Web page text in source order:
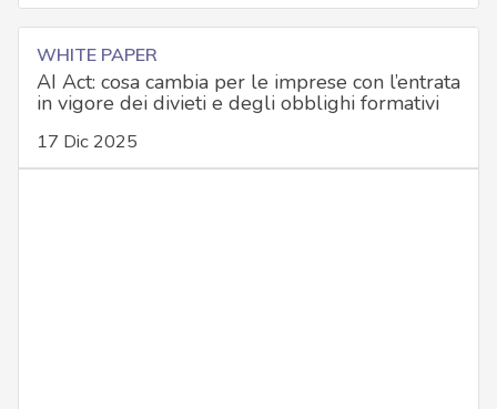
WHITE PAPER
AI Act: cosa cambia per le imprese con l’entrata
in vigore dei divieti e degli obblighi formativi
17 Dic 2025